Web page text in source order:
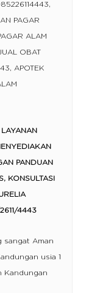
PAGAR
ALAM
OBAT
APOTEK
PANDUAN
KONSULTASI
4443
sangat Aman
usia 1
Kandungan